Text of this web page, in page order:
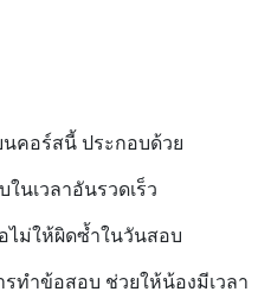
นคอร์สนี้ ประกอบด้วย
นเวลาอันรวดเร็ว
ไม่ให้ผิดซ้ำในวันสอบ
รทำข้อสอบ ช่วยให้น้องมีเวลา